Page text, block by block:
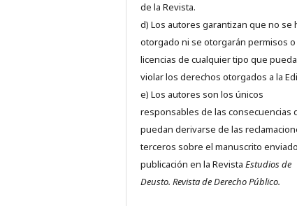
de la Revista.
d) Los autores garantizan que no se
otorgado ni se otorgarán permisos o
licencias de cualquier tipo que
violar los derechos otorgados a la
e) Los autores son los únicos
responsables de las consecuencias
puedan derivarse de las
terceros sobre el manuscrito
publicación en la Revista Estudios de
Deusto. Revista de Derecho Público.